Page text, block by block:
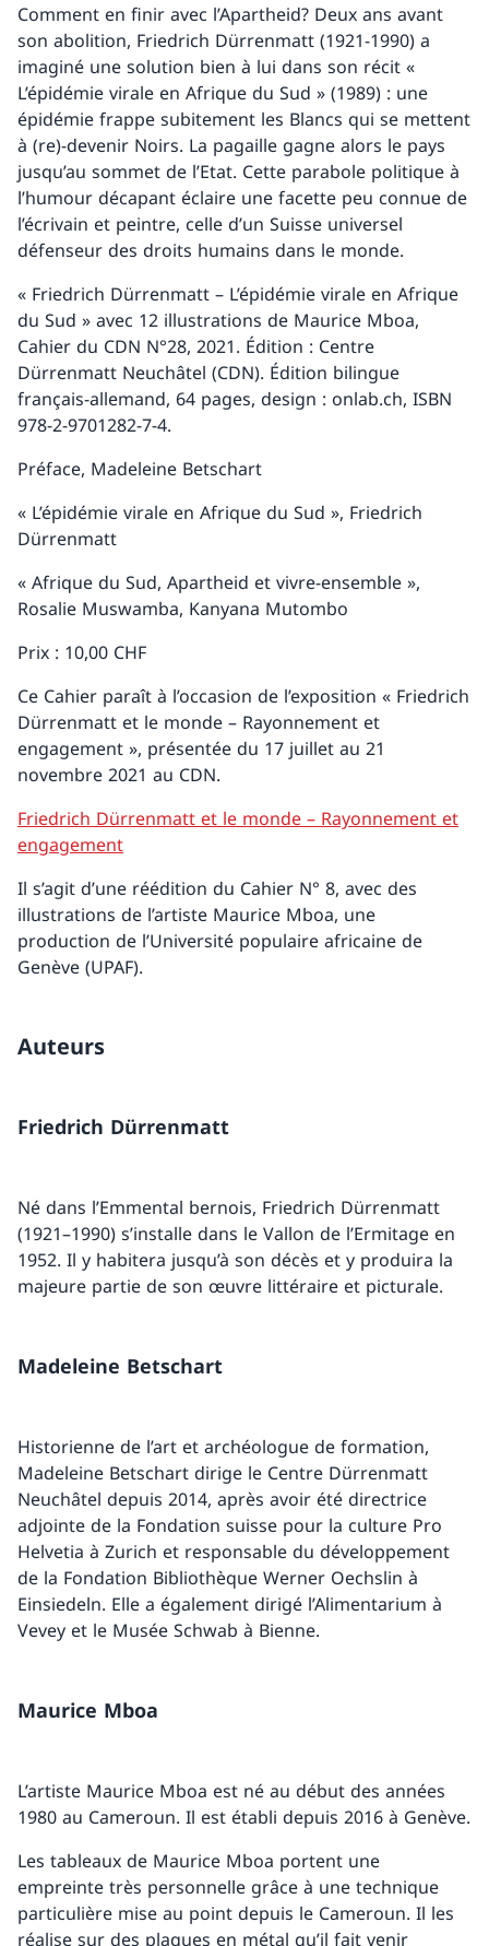
Comment en finir avec l’Apartheid? Deux ans avant
son abolition, Friedrich Dürrenmatt (1921-1990) a
imaginé une solution bien à lui dans son récit «
L’épidémie virale en Afrique du Sud » (1989) : une
épidémie frappe subitement les Blancs qui se mettent
à (re)-devenir Noirs. La pagaille gagne alors le pays
jusqu’au sommet de l’Etat. Cette parabole politique à
l’humour décapant éclaire une facette peu connue de
l’écrivain et peintre, celle d’un Suisse universel
défenseur des droits humains dans le monde.
« Friedrich Dürrenmatt – L’épidémie virale en Afrique
du Sud » avec 12 illustrations de Maurice Mboa,
Cahier du CDN N°28, 2021. Édition : Centre
Dürrenmatt Neuchâtel (CDN). Édition bilingue
français-allemand, 64 pages, design : onlab.ch, ISBN
978-2-9701282-7-4.
Préface, Madeleine Betschart
« L’épidémie virale en Afrique du Sud », Friedrich
Dürrenmatt
« Afrique du Sud, Apartheid et vivre-ensemble »,
Rosalie Muswamba, Kanyana Mutombo
Prix : 10,00 CHF
Ce Cahier paraît à l’occasion de l’exposition « Friedrich
Dürrenmatt et le monde – Rayonnement et
engagement », présentée du 17 juillet au 21
novembre 2021 au CDN.
Friedrich Dürrenmatt et le monde – Rayonnement et
engagement
Il s’agit d’une réédition du Cahier N° 8, avec des
illustrations de l’artiste Maurice Mboa, une
production de l’Université populaire africaine de
Genève (UPAF).
Auteurs
Friedrich Dürrenmatt
Né dans l’Emmental bernois, Friedrich Dürrenmatt
(1921–1990) s’installe dans le Vallon de l’Ermitage en
1952. Il y habitera jusqu’à son décès et y produira la
majeure partie de son œuvre littéraire et picturale.
Madeleine Betschart
Historienne de l’art et archéologue de formation,
Madeleine Betschart dirige le Centre Dürrenmatt
Neuchâtel depuis 2014, après avoir été directrice
adjointe de la Fondation suisse pour la culture Pro
Helvetia à Zurich et responsable du développement
de la Fondation Bibliothèque Werner Oechslin à
Einsiedeln. Elle a également dirigé l’Alimentarium à
Vevey et le Musée Schwab à Bienne.
Maurice Mboa
L’artiste Maurice Mboa est né au début des années
1980 au Cameroun. Il est établi depuis 2016 à Genève.
Les tableaux de Maurice Mboa portent une
empreinte très personnelle grâce à une technique
particulière mise au point depuis le Cameroun. Il les
réalise sur des plaques en métal qu’il fait venir